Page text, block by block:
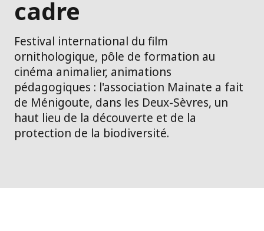
cadre
Festival international du film
ornithologique, pôle de formation au
cinéma animalier, animations
pédagogiques : l'association Mainate a fait
de Ménigoute, dans les Deux-Sèvres, un
haut lieu de la découverte et de la
protection de la biodiversité.